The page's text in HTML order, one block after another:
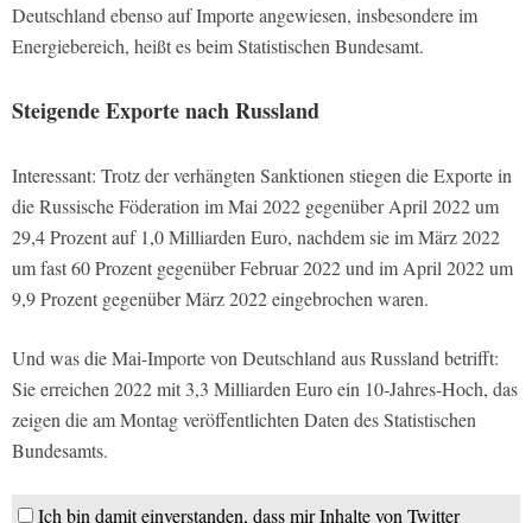
Deutschland ebenso auf Importe angewiesen, insbesondere im
Energiebereich, heißt es beim Statistischen Bundesamt.
Steigende Exporte nach Russland
Interessant: Trotz der verhängten Sanktionen stiegen die Exporte in
die Russische Föderation im Mai 2022 gegenüber April 2022 um
29,4 Prozent auf 1,0 Milliarden Euro, nachdem sie im März 2022
um fast 60 Prozent gegenüber Februar 2022 und im April 2022 um
9,9 Prozent gegenüber März 2022 eingebrochen waren.
Und was die Mai-Importe von Deutschland aus Russland betrifft:
Sie erreichen 2022 mit 3,3 Milliarden Euro ein 10-Jahres-Hoch, das
zeigen die am Montag veröffentlichten Daten des Statistischen
Bundesamts.
Ich bin damit einverstanden, dass mir Inhalte von Twitter